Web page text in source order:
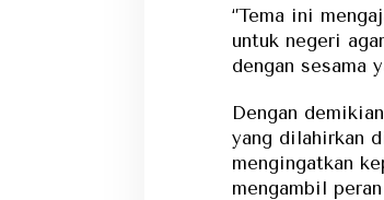
‘’Tema ini
untuk negeri
dengan sesama
Dengan
yang dilahirkan
mengingatkan
mengambil